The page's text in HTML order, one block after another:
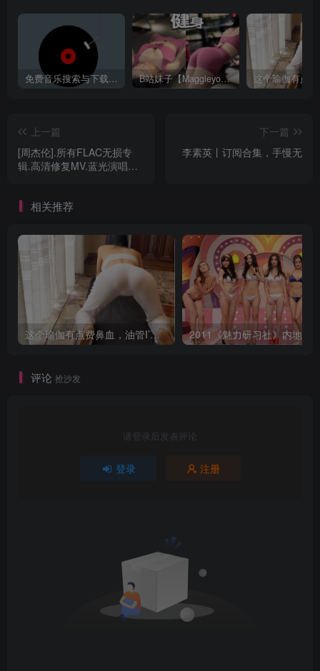
免费音乐搜索与下载平台——歌曲海，轻松找到你喜欢的歌！ B站妹子【Maggieyoo】付费充电视频合集
上一篇
[周杰伦].所有FLAC无损专
辑.高清修复MV.蓝光演唱会.
下一篇
李素英丨订阅合集，手慢无
相关推荐
这个瑜伽有点费鼻血，油管I’m ASMR TheJessieJiang瑜伽合集
评论 抢沙发
请登录后发表评论
登录 注册